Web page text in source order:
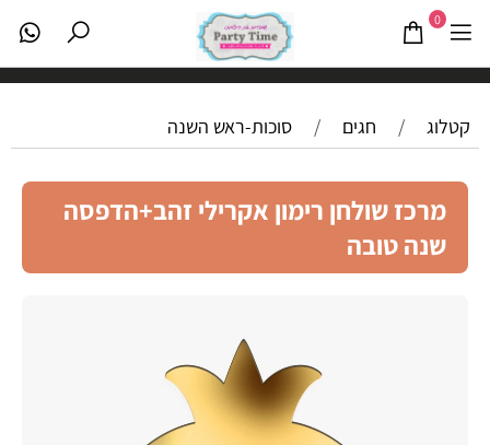
0
קטלוג / חגים / סוכות-ראש השנה
מרכז שולחן רימון אקרילי זהב+הדפסה
שנה טובה